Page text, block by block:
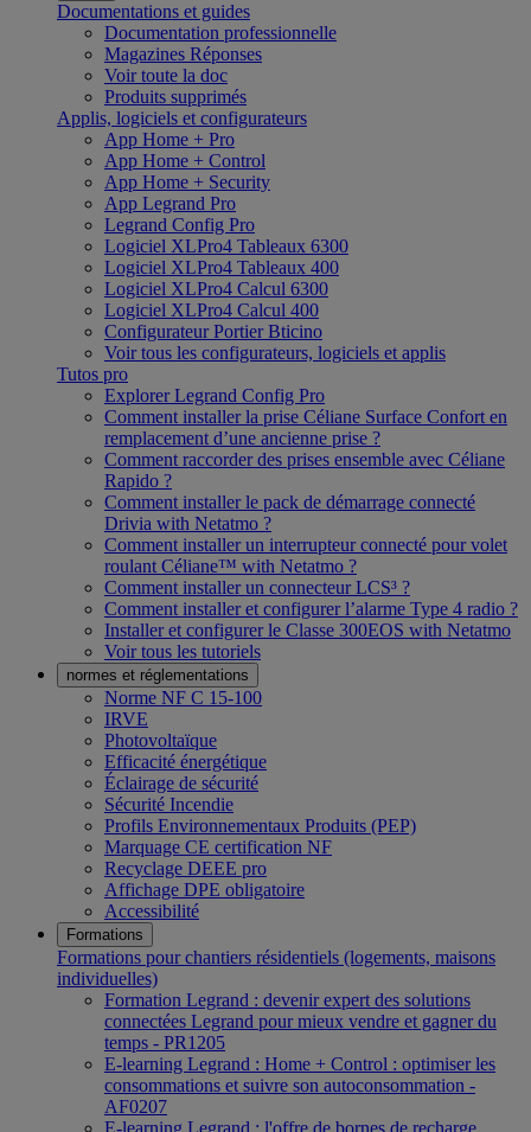
Documentations et guides
Documentation professionnelle
Magazines Réponses
Voir toute la doc
Produits supprimés
Applis, logiciels et configurateurs
App Home + Pro
App Home + Control
App Home + Security
App Legrand Pro
Legrand Config Pro
Logiciel XLPro4 Tableaux 6300
Logiciel XLPro4 Tableaux 400
Logiciel XLPro4 Calcul 6300
Logiciel XLPro4 Calcul 400
Configurateur Portier Bticino
Voir tous les configurateurs, logiciels et applis
Tutos pro
Explorer Legrand Config Pro
Comment installer la prise Céliane Surface Confort en
remplacement d’une ancienne prise ?
Comment raccorder des prises ensemble avec Céliane
Rapido ?
Comment installer le pack de démarrage connecté
Drivia with Netatmo ?
Comment installer un interrupteur connecté pour volet
roulant Céliane™ with Netatmo ?
Comment installer un connecteur LCS³ ?
Comment installer et configurer l’alarme Type 4 radio ?
Installer et configurer le Classe 300EOS with Netatmo
Voir tous les tutoriels
normes et réglementations
Norme NF C 15-100
IRVE
Photovoltaïque
Efficacité énergétique
Éclairage de sécurité
Sécurité Incendie
Profils Environnementaux Produits (PEP)
Marquage CE certification NF
Recyclage DEEE pro
Affichage DPE obligatoire
Accessibilité
Formations
Formations pour chantiers résidentiels (logements, maisons
individuelles)
Formation Legrand : devenir expert des solutions
connectées Legrand pour mieux vendre et gagner du
temps - PR1205
E-learning Legrand : Home + Control : optimiser les
consommations et suivre son autoconsommation -
AF0207
E-learning Legrand : l'offre de bornes de recharge